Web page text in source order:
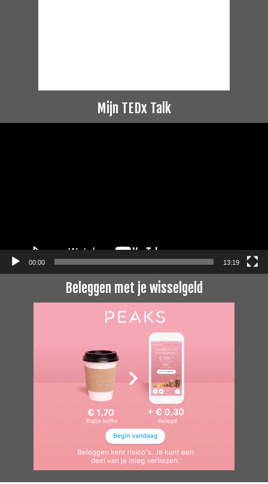
Mijn TEDx Talk
00:00 13:19
Beleggen met je wisselgeld